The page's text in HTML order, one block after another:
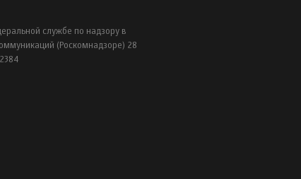
службе по надзору в
(Роскомнадзоре) 28